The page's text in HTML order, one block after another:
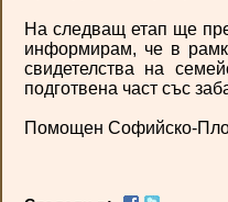
На следващ етап ще
информирам, че в
свидетелства на
подготвена част със
Помощен Софийско-